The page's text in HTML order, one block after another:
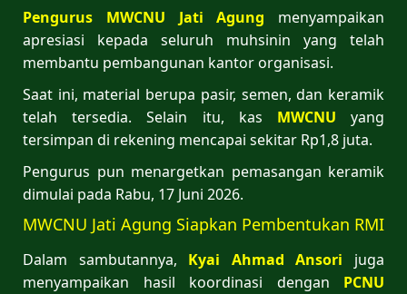
Pengurus MWCNU Jati Agung menyampaikan
apresiasi kepada seluruh muhsinin yang telah
membantu pembangunan kantor organisasi.
Saat ini, material berupa pasir, semen, dan keramik
telah tersedia. Selain itu, kas MWCNU yang
tersimpan di rekening mencapai sekitar Rp1,8 juta.
Pengurus pun menargetkan pemasangan keramik
dimulai pada Rabu, 17 Juni 2026.
MWCNU Jati Agung Siapkan Pembentukan RMI
Dalam sambutannya, Kyai Ahmad Ansori juga
menyampaikan hasil koordinasi dengan PCNU